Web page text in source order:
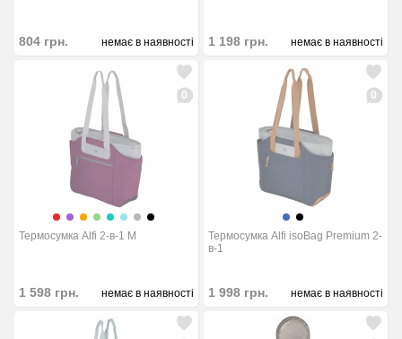
804 грн. немає в наявності 1 198 грн. немає в наявності
0
Термосумка Alfi 2-в-1 M
1 598 грн. немає в наявності
0
Термосумка Alfi isoBag Premium 2-
в-1
1 998 грн. немає в наявності